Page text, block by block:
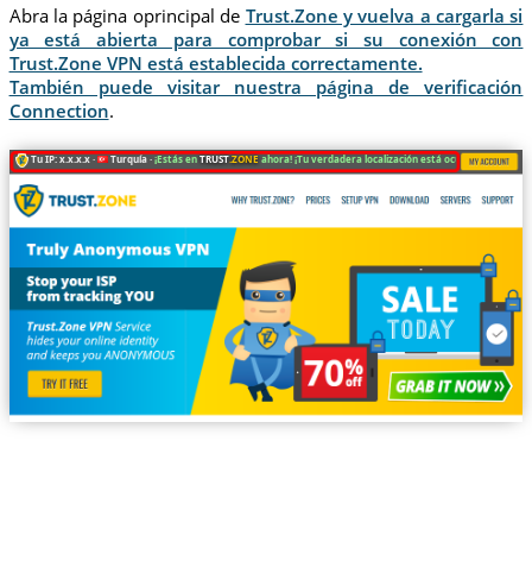
Abra la página oprincipal de Trust.Zone y vuelva a cargarla si
ya está abierta para comprobar si su conexión con
Trust.Zone VPN está establecida correctamente.
También puede visitar nuestra página de verificación
Connection.
Tu IP: x.x.x.x · Turquía ·¡Estás enTRUST.ZONEahora! ¡Tu verdadera localización está oculta!